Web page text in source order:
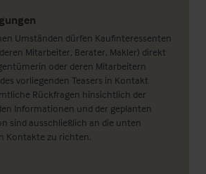
Umständen dürfen Kaufinteressenten
Mitarbeiter, Berater, Makler) direkt
oder deren Mitarbeitern
vorliegenden Teasers in Kontakt
Rückfragen hinsichtlich der
Informationen und der geplanten
sind ausschließlich an die unten
Kontakte zu richten.